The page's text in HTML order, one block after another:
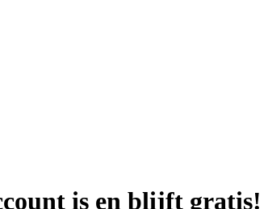
is en blijft gratis!